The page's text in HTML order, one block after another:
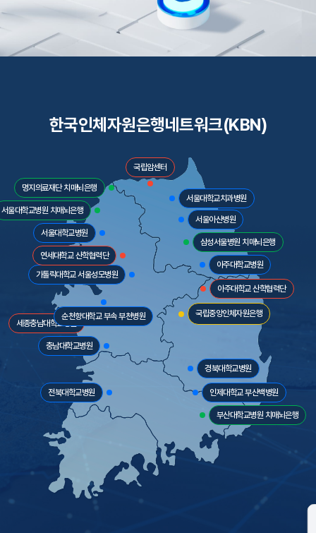
한국인체자원은행네트워크(KBN)
국립암센터
서울대학교치과병원
서울아산병원
삼성서울병원 치매뇌은행
아주대학교병원
아주대학교 산학협력단
국립중앙인체자원은행
경북대학교병원
인제대학교 부산백병원
부산대학교병원 치매뇌은행
전북대학교병원
충남대학교병원
세종충남대학교병원
순천향대학교 부속 부천병원
가톨릭대학교 서울성모병원
연세대학교 산학협력단
서울대학교병원
서울대학교병원 치매뇌은행
명지의료재단 치매뇌은행